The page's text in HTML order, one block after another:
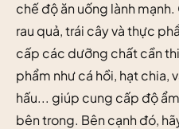
chế độ ăn uống lành
rau quả, trái cây và thực
cấp các dưỡng chất cần
phẩm như cá hồi, hạt chia,
hấu... giúp cung cấp độ
bên trong. Bên cạnh đó,